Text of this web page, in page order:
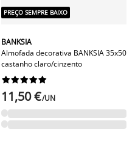
PREÇO SEMPRE BAIXO
BANKSIA
Almofada decorativa BANKSIA 35x50
castanho claro/cinzento






11,50 €/UN